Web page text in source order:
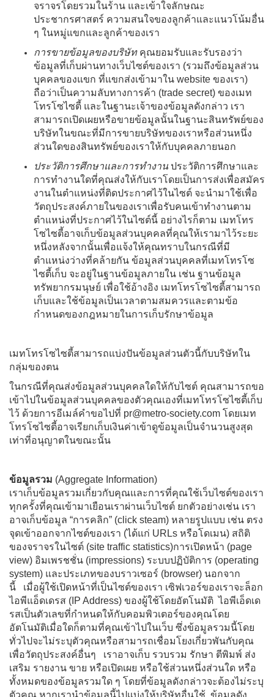
จราจรโดยรวมในร้าน และเข้าใจลักษณะ
ประชากรศาสตร์ ความสนใจของลูกค้าและแนวโน้มอื่น
ๆ ในหมู่แขกและลูกค้าของเรา
การขายข้อมูลของบริษัทคุณยอมรับและรับรองว่า
ข้อมูลที่เก็บผ่านทางเว็บไซต์ของเรา (รวมถึงข้อมูลส่วน
บุคคลของแขก ที่แขกส่งเข้ามาใน website ของเรา)
ถือว่าเป็นความลับทางการค้า (trade secret) ของเมท
โทรโซไซตี้ และในฐานะเจ้าของข้อมูลดังกล่าว เรา
สามารถเปิดเผยหรือขายข้อมูลนั้นในฐานะสินทรัพย์ของ
บริษัทในขณะที่มีการขายบริษัทของเราหรือส่วนหนึ่ง
ส่วนใดของสินทรัพย์ของเราให้กับบุคคลภายนอก
ประวัติการศึกษาและการทำงาน ประวัติการศึกษาและ
การทำงานใดที่คุณส่งให้กับเราโดยเป็นการส่งเพื่อสมัคร
งานในตำแหน่งที่ติดประกาศไว้ในไซต์ จะนำมาใช้เพื่อ
วัตถุประสงค์ภายในของเราเพื่อรับคนเข้าทำงานตาม
ตำแหน่งที่ประกาศไว้ในไซต์นี้ อย่างไรก็ตาม เมทโทร
โซไซตี้อาจเก็บข้อมูลส่วนบุคคลที่คุณให้เรามาไว้ระยะ
หนึ่งหลังจากนั้นเพื่อแจ้งให้คุณทราบในกรณีที่มี
ตำแหน่งว่างที่คล้ายกัน ข้อมูลส่วนบุคคลที่เมทโทรโซ
ไซตี้เก็บ จะอยู่ในฐานข้อมูลภายใน เช่น ฐานข้อมูล
ทรัพยากรมนุษย์ เพื่อใช้อ้างอิง เมทโทรโซไซตี้สามารถ
เก็บและใช้ข้อมูลเป็นเวลาตามสมควรและตามข้อ
กำหนดของกฎหมายในการเก็บรักษาข้อมูล
เมทโทรโซไซตี้สามารถแบ่งปันข้อมูลส่วนตัวนี้กับบริษัทใน
กลุ่มของตน
ในกรณีที่คุณส่งข้อมูลส่วนบุคคลใดให้กับไซต์ คุณสามารถขอ
เข้าไปในข้อมูลส่วนบุคคลของตัวคุณเองที่เมทโทรโซไซตี้เก็บ
ไว้ ด้วยการอีเมล์คำขอไปที่ pr@metro-society.com โดยเมท
โทรโซไซตี้อาจเรียกเก็บเงินค่าเข้าดูข้อมูลเป็นจำนวนสูงสุด
เท่าที่อนุญาตในขณะนั้น
ข้อมูลรวม (Aggregate Information)
เราเก็บข้อมูลรวมเกี่ยวกับคุณและการที่คุณใช้เว็บไซต์ของเรา
ทุกครั้งที่คุณเข้ามาเยือนเราผ่านเว็บไซต์ ยกตัวอย่างเช่น เรา
อาจเก็บข้อมูล “การคลิก” (click steam) หลายรูปแบบ เช่น ตรง
จุดเข้าออกจากไซต์ของเรา (ได้แก่ URLs หรือโดเมน) สถิติ
ของจราจรในไซต์ (site traffic statistics)การเปิดหน้า (page
view) อิมเพรชชั่น (impressions) ระบบปฏิบัติการ (operating
system) และประเภทของบราวเซอร์ (browser) นอกจาก
นี้ เมื่อผู้ใช้เปิดหน้าที่เป็นไซต์ของเรา เซิฟเวอร์ของเราจะล็อก
ไอพีแอ็ดเดรส (IP Address) ของผู้ใช้โดยอัตโนมัติ ไอพีเอ็ดเด
รสเป็นตัวเลขที่กำหนดให้กับคอมพิวเตอร์ของคุณโดย
อัตโนมัติเมื่อใดก็ตามที่คุณเข้าไปในเว็บ ซึ่งข้อมูลรวมนี้โดย
ทั่วไปจะไม่ระบุตัวคุณหรือสามารถเชื่อมโยงเกี่ยวพันกับคุณ
เพื่อวัตถุประสงค์อื่นๆ เราอาจเก็บ รวบรวม รักษา ตีพิมพ์ ส่ง
เสริม รายงาน ขาย หรือเปิดเผย หรือใช้ส่วนหนึ่งส่วนใด หรือ
ทั้งหมดของข้อมูลรวมใด ๆ โดยที่ข้อมูลดังกล่าวจะต้องไม่ระบุ
ตัวคุณ หากเรานำข้อมูลนี้ไปแบ่งให้บริษัทอื่นใช้ ข้อมูลดัง